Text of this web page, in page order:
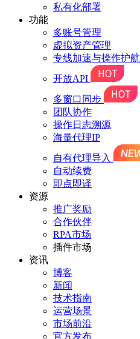
私有化部署
功能
多账号管理
虚拟资产管理
专线加速与操作护航
开放API
多窗口同步
团队协作
操作日志溯源
海量代理IP
自有代理导入
自动续费
即点即译
资源
推广奖励
合作伙伴
RPA市场
插件市场
资讯
博客
新闻
技术指南
运营场景
市场前沿
官方发布